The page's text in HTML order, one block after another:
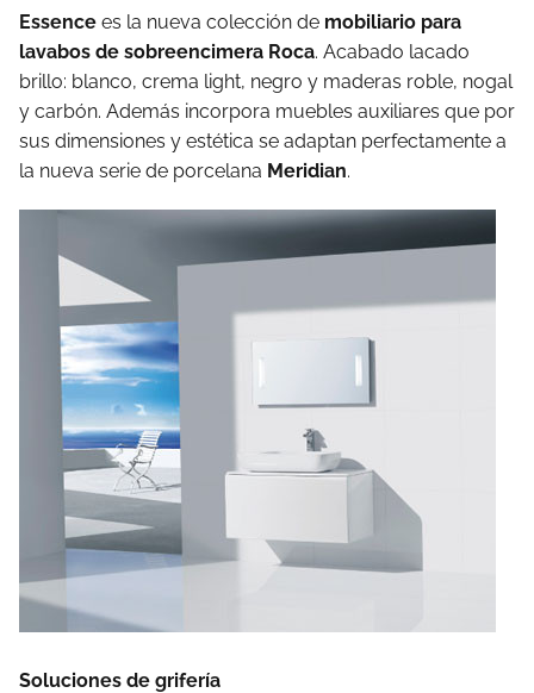
Essence es la nueva colección de mobiliario para
lavabos de sobreencimera Roca. Acabado lacado
brillo: blanco, crema light, negro y maderas roble, nogal
y carbón. Además incorpora muebles auxiliares que por
sus dimensiones y estética se adaptan perfectamente a
la nueva serie de porcelana Meridian.
Soluciones de grifería